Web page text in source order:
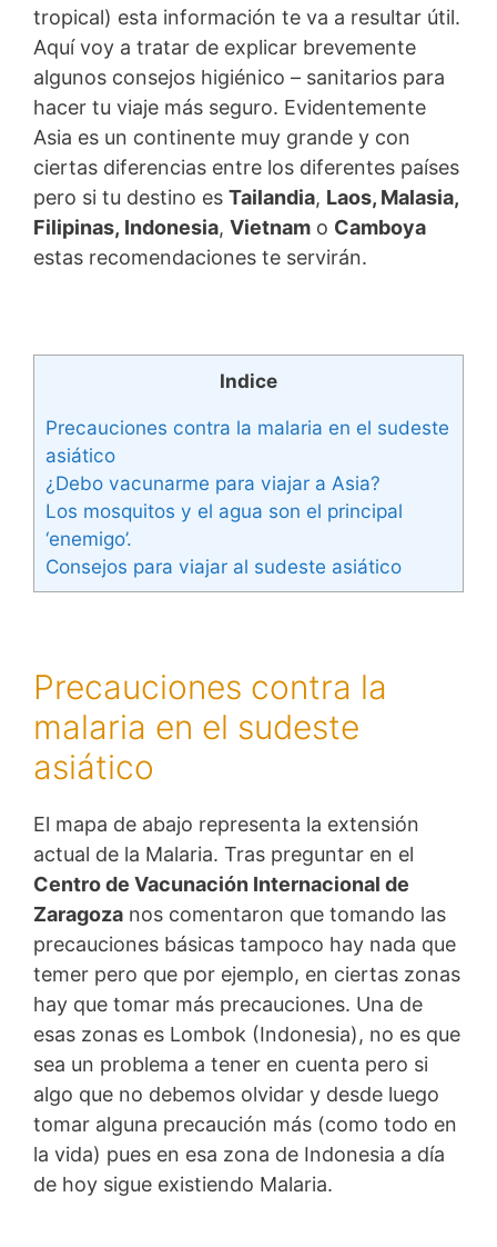
tropical) esta información te va a resultar útil.
Aquí voy a tratar de explicar brevemente
algunos consejos higiénico – sanitarios para
hacer tu viaje más seguro. Evidentemente
Asia es un continente muy grande y con
ciertas diferencias entre los diferentes países
pero si tu destino es Tailandia, Laos, Malasia,
Filipinas, Indonesia, Vietnam o Camboya
estas recomendaciones te servirán.
Indice
Precauciones contra la malaria en el sudeste
asiático
¿Debo vacunarme para viajar a Asia?
Los mosquitos y el agua son el principal
‘enemigo’.
Consejos para viajar al sudeste asiático
Precauciones contra la
malaria en el sudeste
asiático
El mapa de abajo representa la extensión
actual de la Malaria. Tras preguntar en el
Centro de Vacunación Internacional de
Zaragoza nos comentaron que tomando las
precauciones básicas tampoco hay nada que
temer pero que por ejemplo, en ciertas zonas
hay que tomar más precauciones. Una de
esas zonas es Lombok (Indonesia), no es que
sea un problema a tener en cuenta pero si
algo que no debemos olvidar y desde luego
tomar alguna precaución más (como todo en
la vida) pues en esa zona de Indonesia a día
de hoy sigue existiendo Malaria.